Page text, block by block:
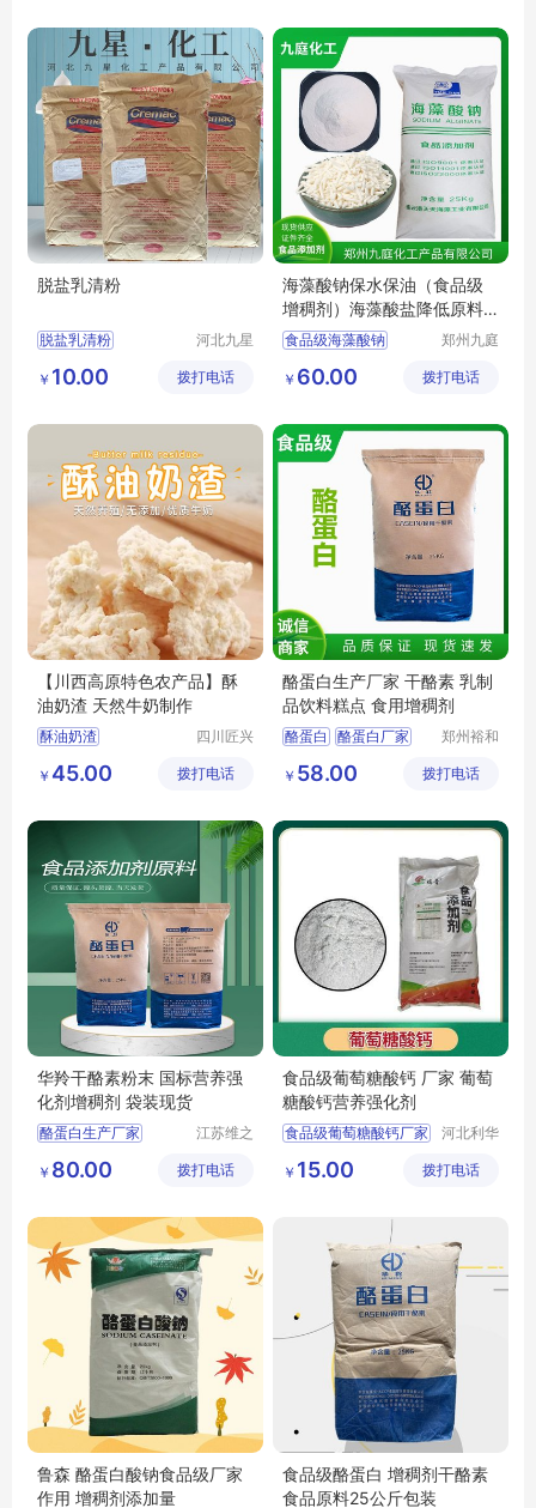
脱盐乳清粉
脱盐乳清粉
脱盐乳清粉食品级
脱盐乳清粉批发零售
河北九星
有限公司
￥ 10.00 拨打电话
海藻酸钠保水保油（食品级
增稠剂）海藻酸盐降低原料
肉用量
食品级海藻酸钠
海藻酸钠食用增稠剂
郑州九庭
有限公司
￥ 60.00 拨打电话
【川西高原特色农产品】酥
油奶渣 天然牛奶制作
酥油奶渣
四川匠兴
展有限公
￥ 45.00 拨打电话
酪蛋白生产厂家 干酪素 乳制
品饮料糕点 食用增稠剂
酪蛋白
酪蛋白厂家
干酪素生产厂家
郑州裕和
剂有限公
￥ 58.00 拨打电话
华羚干酪素粉末 国标营养强
化剂增稠剂 袋装现货
酪蛋白生产厂家
江苏维之
技有限公
￥ 80.00 拨打电话
食品级葡萄糖酸钙 厂家 葡萄
糖酸钙营养强化剂
食品级葡萄糖酸钙厂家
葡萄糖酸钙价格
葡萄糖酸钙生产厂家
河北利华
有限公司
￥ 15.00 拨打电话
鲁森 酪蛋白酸钠食品级厂家
作用 增稠剂添加量
食品级酪蛋白 增稠剂干酪素
食品原料25公斤包装